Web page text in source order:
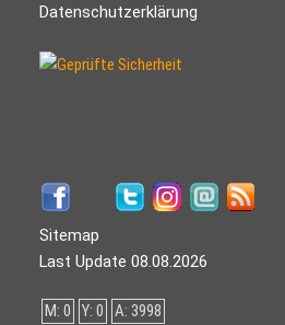
Datenschutzerklärung
Sitemap
Last Update 08.08.2026
M: 0 Y: 0 A: 3998